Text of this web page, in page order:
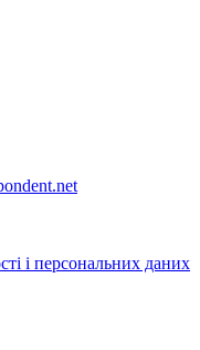
і персональних даних